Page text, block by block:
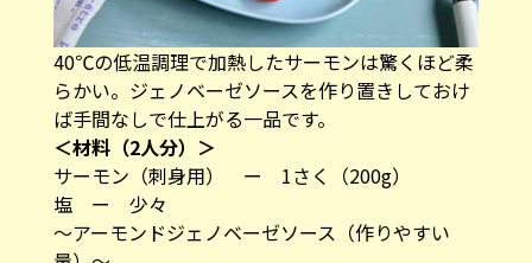
40℃の低温調理で加熱したサーモンは驚くほど柔
らかい。ジェノベーゼソースを作り置きしておけ
ば手間なしで仕上がる一品です。
＜材料（2人分）＞
サーモン（刺身用） ー 1さく（200g）
塩 ー 少々
〜アーモンドジェノベーゼソース（作りやすい